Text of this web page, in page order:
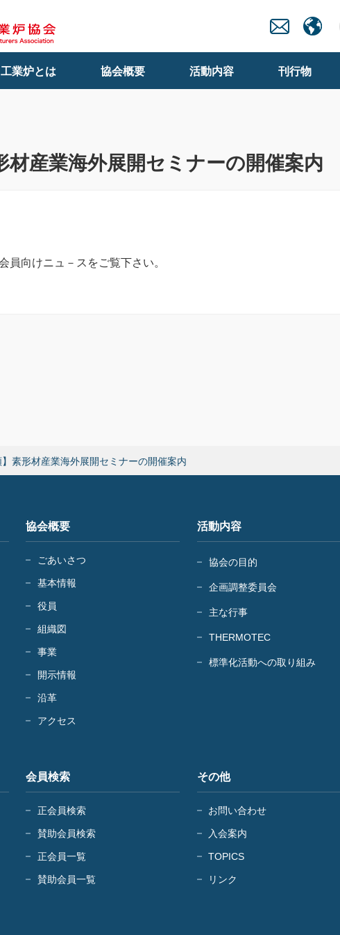
工業炉とは 協会概要 活動内容 刊行物
材産業海外展開セミナーの開催案内
員向けニュ－スをご覧下さい。
】素形材産業海外展開セミナーの開催案内
協会概要
ごあいさつ
基本情報
役員
組織図
事業
開示情報
沿革
アクセス
活動内容
協会の目的
企画調整委員会
主な行事
THERMOTEC
標準化活動への取り組み
会員検索
正会員検索
賛助会員検索
正会員一覧
賛助会員一覧
その他
お問い合わせ
入会案内
TOPICS
リンク